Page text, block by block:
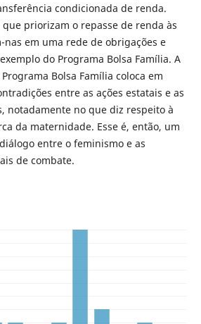
condicionada de renda.
que priorizam o repasse de renda às
nas em uma rede de obrigações e
do Programa Bolsa Família. A
Bolsa Família coloca em
entre as ações estatais e as
notadamente no que diz respeito à
da maternidade. Esse é, então, um
entre o feminismo e as
de combate.